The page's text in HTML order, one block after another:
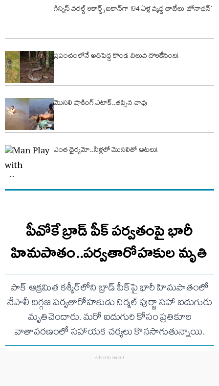
గిన్నిస్ వరల్డ్ రికార్డ్స్ ఐకాన్‌గా 194 ఏళ్ల వృద్ధ తాబేలు ‘జోనాథన్’
ప్రపంచంలోనే అతిపెద్ద కొండ చిలువ దొరికేసింది!
మొసలి షాకింగ్ ఎటాక్..తప్పిన చావు
ఎంత ధైర్యమో..నీళ్లలో మొసలితో ఆటలు!
పీవోకే బ్రాడ్ పీక్ పర్వతంపై భారీ
హిమపాతం..పర్వతారోహకుల మృతి
పాక్ ఆక్రమిత కశ్మీర్‌లోని బ్రాడ్ పీక్‌పై భారీ హిమపాతంలో
నేపాలీ దిగ్గజ పర్వతారోహకుడు నిర్మల్ పుర్జా సహా ఐదుగురు
మృతిచెందారు. మరో ఐదుగురి కోసం ప్రతికూల
వాతావరణంలో సహాయక చర్యలు కొనసాగుతున్నాయి.